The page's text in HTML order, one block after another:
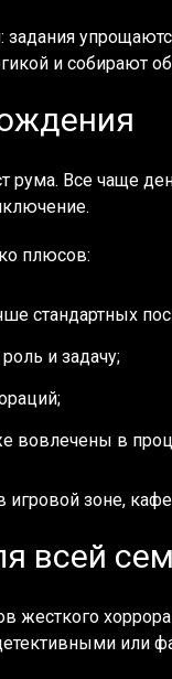
и собирают
рума. Все чаще
плюсов:
стандартных
и задачу;
вовлечены в
зоне,
всей
жесткого
или